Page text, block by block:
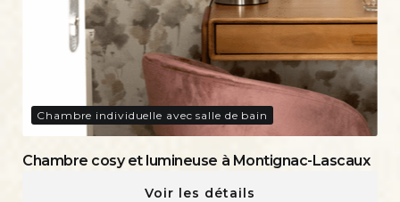
Chambre individuelle avec salle de bain
Chambre cosy et lumineuse à Montignac-Lascaux
Voir les détails